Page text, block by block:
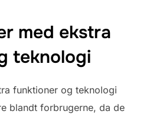
med ekstra
teknologi
funktioner og teknologi
blandt forbrugerne, da de